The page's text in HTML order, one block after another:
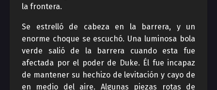
la frontera.
Se estrelló de cabeza en la barrera, y un
enorme choque se escuchó. Una luminosa bola
verde salió de la barrera cuando esta fue
afectada por el poder de Duke. Él fue incapaz
de mantener su hechizo de levitación y cayo de
en medio del aire. Algunas piezas rotas de